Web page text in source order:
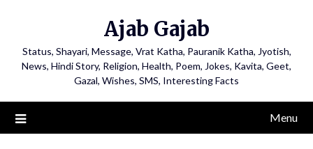
Ajab Gajab
Status, Shayari, Message, Vrat Katha, Pauranik Katha, Jyotish,
News, Hindi Story, Religion, Health, Poem, Jokes, Kavita, Geet,
Gazal, Wishes, SMS, Interesting Facts
Menu